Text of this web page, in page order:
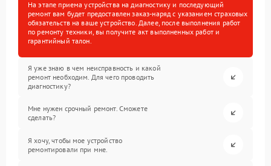
На этапе приема устройства на диагностику и последующий
ремонт вам будет предоставлен заказ-наряд с указанием страховых
обязательств на ваше устройство. Далее, после выполнения работ
по ремонту техники, вы получите акт выполненных работ и
гарантийный талон.
Я уже знаю в чем неисправность и какой
ремонт необходим. Для чего проводить
диагностику?
Мне нужен срочный ремонт. Сможете
сделать?
Я хочу, чтобы мое устройство
ремонтировали при мне.